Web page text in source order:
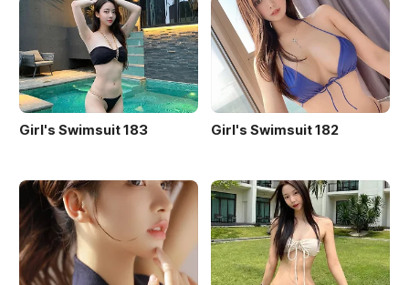
Girl's Swimsuit 183 Girl's Swimsuit 182